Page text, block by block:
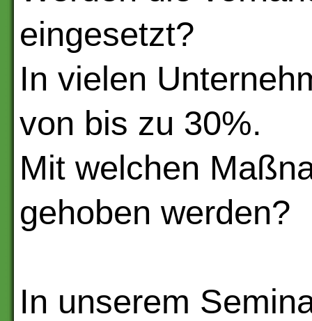
eingesetzt?
In vielen
von bis zu 30%.
Mit welchen
gehoben werden?
In unserem